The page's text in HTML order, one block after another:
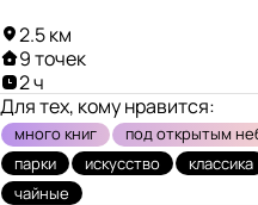
2.5 км
9 точек
2 ч
Для тех, кому нравится:
много книг под открытым
парки
искусство классика
чайные